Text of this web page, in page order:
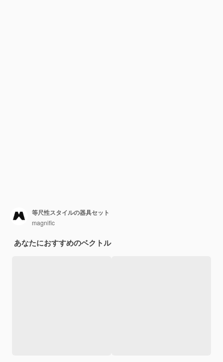
等尺性スタイルの器具セット
magnific
あなたにおすすめのベクトル